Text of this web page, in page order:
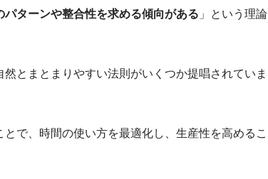
パターンや整合性を求める傾向がある 」という理論
とまとまりやすい法則がいくつか提唱されていま
で、時間の使い方を最適化し、生産性を高めるこ